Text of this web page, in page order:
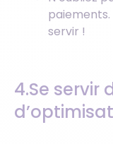
paiements.
servir !
4.Se servir